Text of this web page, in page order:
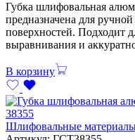
Губка шлифовальная
предназначена для
поверхностей. Подходит
выравнивания и
В корзину
Шлифовальные